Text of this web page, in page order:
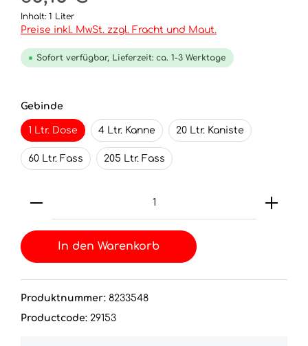
Inhalt: 1 Liter
Preise inkl. MwSt. zzgl. Fracht und Maut.
Sofort verfügbar, Lieferzeit: ca. 1-3 Werktage
Gebinde
1 Ltr. Dose 4 Ltr. Kanne 20 Ltr. Kaniste
60 Ltr. Fass 205 Ltr. Fass
In den Warenkorb
Produktnummer: 8233548
Productcode: 29153